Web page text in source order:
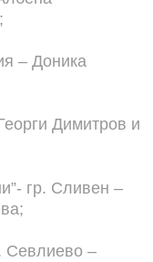
– Доника
Димитров и
гр. Сливен –
Севлиево –